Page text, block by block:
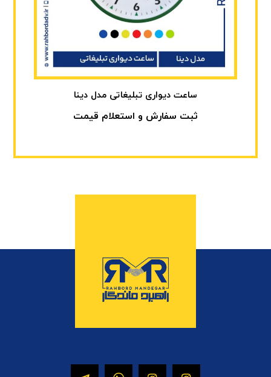
ساعت دیواری تبلیغاتی مدل دینا
ثبت سفارش و استعلام قیمت